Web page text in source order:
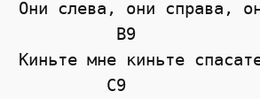
Они слева, они справа,
          B9
Киньте мне киньте
         C9